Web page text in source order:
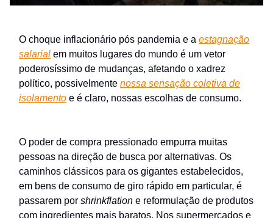
O choque inflacionário pós pandemia e a estagnação
salarial em muitos lugares do mundo é um vetor
poderosíssimo de mudanças, afetando o xadrez
político, possivelmente nossa sensação coletiva de
isolamento e é claro, nossas escolhas de consumo.
O poder de compra pressionado empurra muitas
pessoas na direção de busca por alternativas. Os
caminhos clássicos para os gigantes estabelecidos,
em bens de consumo de giro rápido em particular, é
passarem por shrinkflation e reformulação de produtos
com ingredientes mais baratos. Nos supermercados e